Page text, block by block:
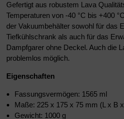
Gefertigt aus robustem Lava
Temperaturen von -40 °C bis +400
der Vakuumbehälter sowohl für das
Tiefkühlschrank als auch für das
Dampfgarer ohne Deckel. Auch die
problemlos möglich.
Eigenschaften
Fassungsvermögen: 1565 ml
Maße: 225 x 175 x 75 mm (L x B
Gewicht: 1000 g